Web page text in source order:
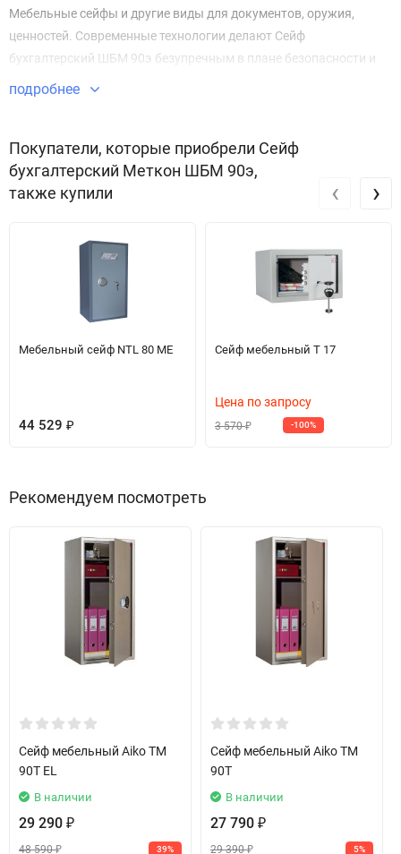
Мебельные сейфы и другие виды для документов, оружия,
ценностей. Современные технологии делают Сейф
бухгалтерский ШБМ 90э безупречным в плане безопасности и
защиты имущества.
подробнее
Покупатели, которые приобрели Сейф
бухгалтерский Меткон ШБМ 90э,
также купили
Мебельный сейф NTL 80 ME
44 529 ₽
Сейф мебельный T 17
Цена по запросу
3 570₽ -100%
‹ ›
Рекомендуем посмотреть
Сейф мебельный Aiko TM
90T EL
В наличии
29 290 ₽
48 590₽ 39%
Сейф мебельный Aiko TM
90T
В наличии
27 790 ₽
29 390₽ 5%